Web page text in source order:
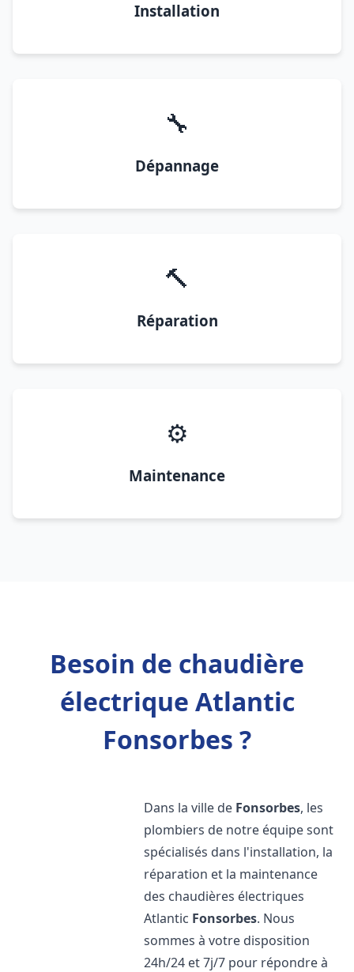
Installation
🔧
Dépannage
🔨
Réparation
⚙️
Maintenance
Besoin de chaudière
électrique Atlantic
Fonsorbes ?
Dans la ville de Fonsorbes, les
plombiers de notre équipe sont
spécialisés dans l'installation, la
réparation et la maintenance
des chaudières électriques
Atlantic Fonsorbes. Nous
sommes à votre disposition
24h/24 et 7j/7 pour répondre à